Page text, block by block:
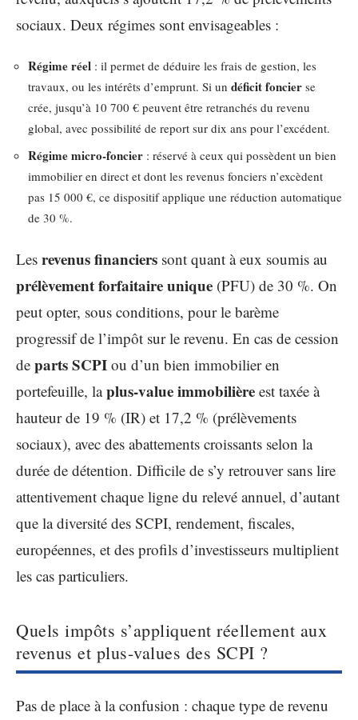
sociaux. Deux régimes sont envisageables :
Régime réel : il permet de déduire les frais de gestion, les
travaux, ou les intérêts d’emprunt. Si un déficit foncier se
crée, jusqu’à 10 700 € peuvent être retranchés du revenu
global, avec possibilité de report sur dix ans pour l’excédent.
Régime micro-foncier : réservé à ceux qui possèdent un bien
immobilier en direct et dont les revenus fonciers n’excèdent
pas 15 000 €, ce dispositif applique une réduction automatique
de 30 %.
Les revenus financiers sont quant à eux soumis au
prélèvement forfaitaire unique (PFU) de 30 %. On
peut opter, sous conditions, pour le barème
progressif de l’impôt sur le revenu. En cas de cession
de parts SCPI ou d’un bien immobilier en
portefeuille, laplus-value immobilière est taxée à
hauteur de 19 % (IR) et 17,2 % (prélèvements
sociaux), avec des abattements croissants selon la
durée de détention. Difficile de s’y retrouver sans lire
attentivement chaque ligne du relevé annuel, d’autant
que la diversité des SCPI, rendement, fiscales,
européennes, et des profils d’investisseurs multiplient
les cas particuliers.
Quels impôts s’appliquent réellement aux
revenus et plus-values des SCPI ?
Pas de place à la confusion : chaque type de revenu